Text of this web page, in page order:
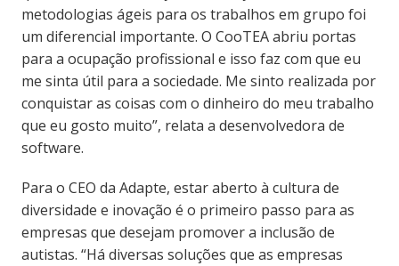
metodologias ágeis para os trabalhos em grupo foi
um diferencial importante. O CooTEA abriu portas
para a ocupação profissional e isso faz com que eu
me sinta útil para a sociedade. Me sinto realizada por
conquistar as coisas com o dinheiro do meu trabalho
que eu gosto muito”, relata a desenvolvedora de
software.
Para o CEO da Adapte, estar aberto à cultura de
diversidade e inovação é o primeiro passo para as
empresas que desejam promover a inclusão de
autistas. “Há diversas soluções que as empresas